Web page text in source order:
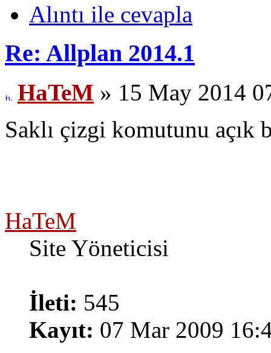
Alıntı ile cevapla
Re: Allplan 2014.1
HaTeM » 15 May 2014
Saklı çizgi komutunu açık
HaTeM
Site Yöneticisi
İleti: 545
Kayıt: 07 Mar 2009